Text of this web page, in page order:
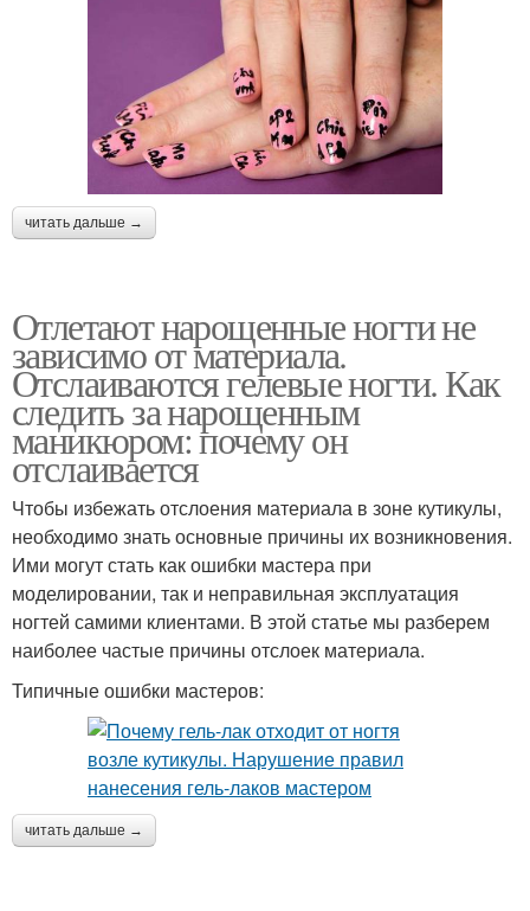
читать дальше →
Отлетают нарощенные ногти не
зависимо от материала.
Отслаиваются гелевые ногти. Как
следить за нарощенным
маникюром: почему он
отслаивается
Чтобы избежать отслоения материала в зоне кутикулы,
необходимо знать основные причины их возникновения.
Ими могут стать как ошибки мастера при
моделировании, так и неправильная эксплуатация
ногтей самими клиентами. В этой статье мы разберем
наиболее частые причины отслоек материала.
Типичные ошибки мастеров:
читать дальше →